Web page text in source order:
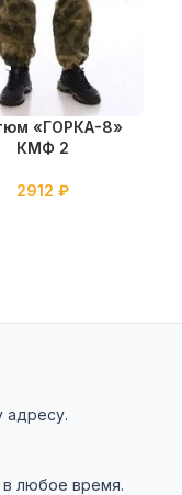
«ГОРКА-8»
КМФ 2
2912 ₽
адресу.
в любое время.